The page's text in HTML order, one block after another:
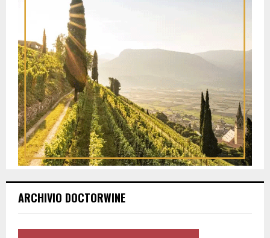
ARCHIVIO DOCTORWINE